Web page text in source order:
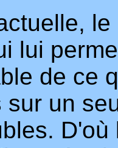
lui
de ce
sur un